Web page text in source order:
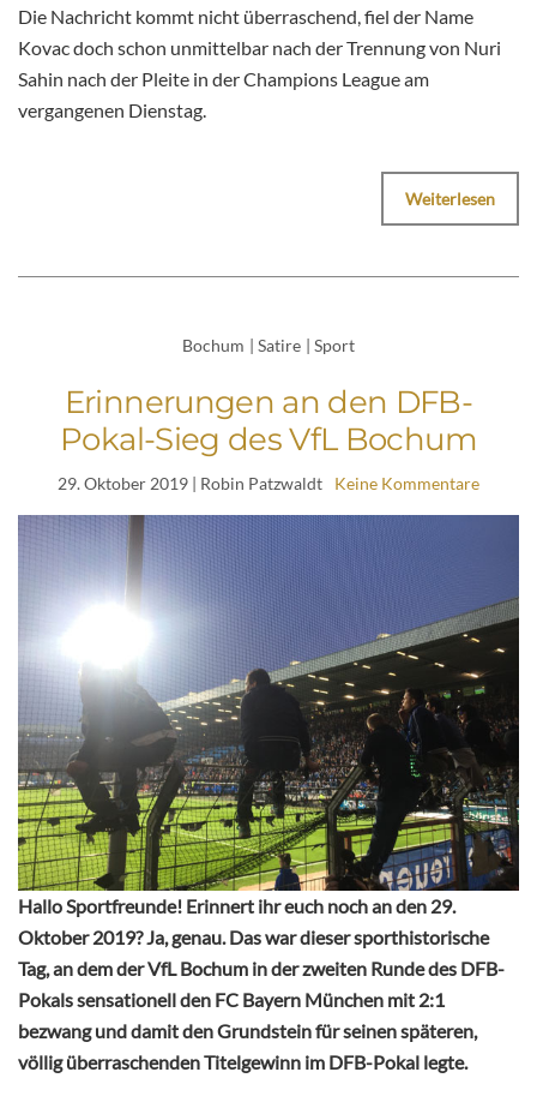
Die Nachricht kommt nicht überraschend, fiel der Name
Kovac doch schon unmittelbar nach der Trennung von Nuri
Sahin nach der Pleite in der Champions League am
vergangenen Dienstag.
Weiterlesen
Bochum | Satire | Sport
Erinnerungen an den DFB-
Pokal-Sieg des VfL Bochum
29. Oktober 2019 | Robin Patzwaldt Keine Kommentare
Hallo Sportfreunde! Erinnert ihr euch noch an den 29.
Oktober 2019? Ja, genau. Das war dieser sporthistorische
Tag, an dem der VfL Bochum in der zweiten Runde des DFB-
Pokals sensationell den FC Bayern München mit 2:1
bezwang und damit den Grundstein für seinen späteren,
völlig überraschenden Titelgewinn im DFB-Pokal legte.